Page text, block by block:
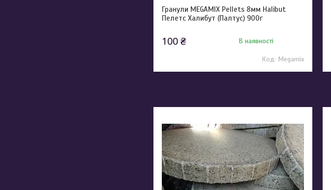
Гранули MEGAMIX Pellets 8мм Halibut
Пелетс Халибут (Палтус) 900г
100 ₴ В наявності
Megamix